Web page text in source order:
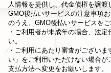
人情報を提供し、代金債権を譲渡
GMO後払いサービスの注意事項
のうえ、GMO後払いサービスをご
・ご利用者が未成年の場合、法
い。
・ご利用にあたり審査がござい
い」をご利用いただけない場合
支払方法へ変更をお願いします。